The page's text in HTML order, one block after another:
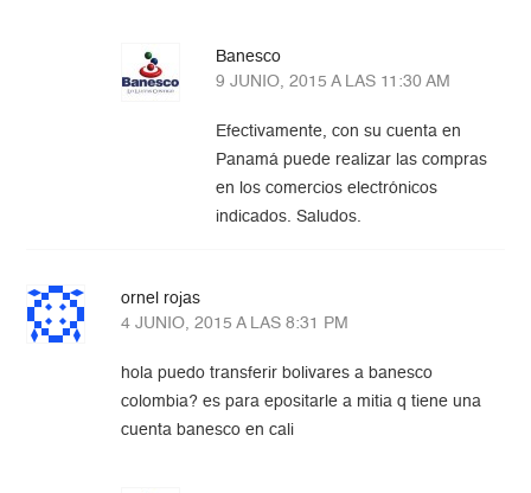
Banesco
9 JUNIO, 2015 A LAS 11:30 AM
Efectivamente, con su cuenta en
Panamá puede realizar las compras
en los comercios electrónicos
indicados. Saludos.
ornel rojas
4 JUNIO, 2015 A LAS 8:31 PM
hola puedo transferir bolivares a banesco
colombia? es para epositarle a mitia q tiene una
cuenta banesco en cali